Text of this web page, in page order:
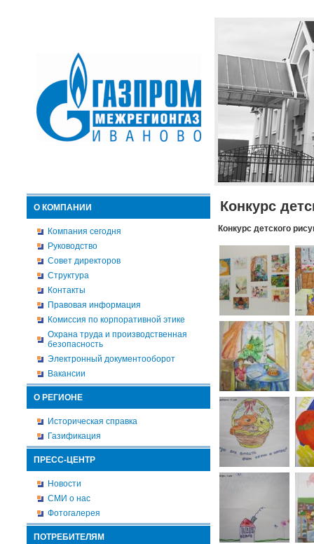
О КОМПАНИИ
Компания сегодня
Руководство
Совет директоров
Структура
Контакты
Правовая информация
Комиссия по корпоративной этике
Охрана труда и производственная
безопасность
Электронный документооборот
Вакансии
О РЕГИОНЕ
Историческая справка
Газификация
ПРЕСС-ЦЕНТР
Новости
СМИ о нас
Фотогалерея
ПОТРЕБИТЕЛЯМ
Конкурс
Конкурс детского